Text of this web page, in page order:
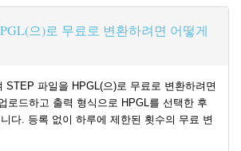
으)로 무료로 변환하려면 어떻게
STEP 파일을 HPGL(으)로 무료로 변환하려면
로드하고 출력 형식으로 HPGL를 선택한 후
다. 등록 없이 하루에 제한된 횟수의 무료 변